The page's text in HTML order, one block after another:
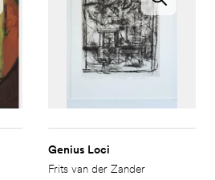
Genius Loci
Frits van der Zander